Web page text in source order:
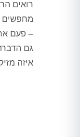
רואים
מחפשים
– פעם
גם
איזה